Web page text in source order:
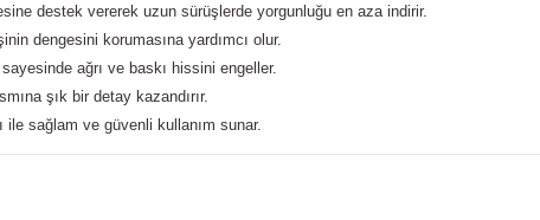
destek vererek uzun sürüşlerde yorgunluğu en aza indirir.
dengesini korumasına yardımcı olur.
ağrı ve baskı hissini engeller.
şık bir detay kazandırır.
ile sağlam ve güvenli kullanım sunar.